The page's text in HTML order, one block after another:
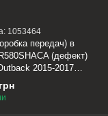
1053464
передач) в
(дефект)
2015-2017